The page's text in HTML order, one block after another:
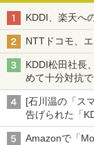
KDDI、楽天へ
NTTドコモ、
KDDI松田社長
めて十分対抗で
[石川温の「ス
告げられた「
穴と楽天モバ
Amazonで「